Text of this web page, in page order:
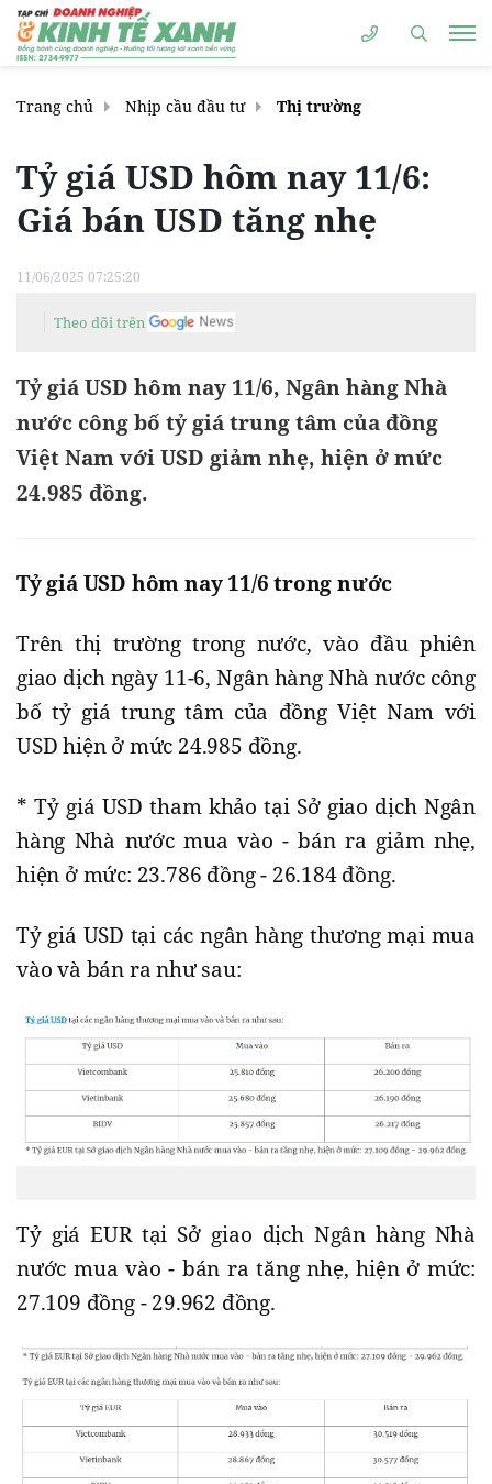
Trang chủ Nhịp cầu đầu tư Thị trường
Tỷ giá USD hôm nay 11/6:
Giá bán USD tăng nhẹ
11/06/2025 07:25:20
Theo dõi trên
Tỷ giá USD hôm nay 11/6, Ngân hàng Nhà
nước công bố tỷ giá trung tâm của đồng
Việt Nam với USD giảm nhẹ, hiện ở mức
24.985 đồng.
Tỷ giá USD hôm nay 11/6 trong nước
Trên thị trường trong nước, vào đầu phiên
giao dịch ngày 11-6, Ngân hàng Nhà nước công
bố tỷ giá trung tâm của đồng Việt Nam với
USD hiện ở mức 24.985 đồng.
* Tỷ giá USD tham khảo tại Sở giao dịch Ngân
hàng Nhà nước mua vào - bán ra giảm nhẹ,
hiện ở mức: 23.786 đồng - 26.184 đồng.
Tỷ giá USD tại các ngân hàng thương mại mua
vào và bán ra như sau:
Tỷ giá EUR tại Sở giao dịch Ngân hàng Nhà
nước mua vào - bán ra tăng nhẹ, hiện ở mức:
27.109 đồng - 29.962 đồng.